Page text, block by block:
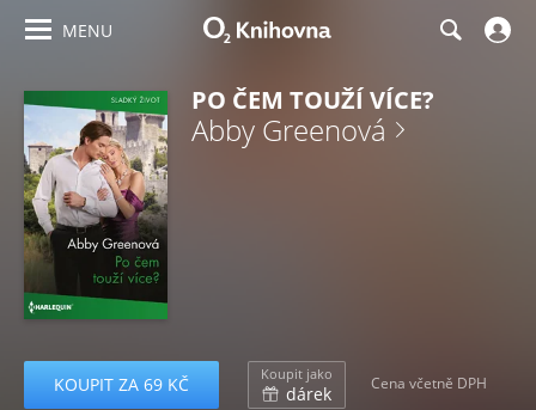
MENU
PO ČEM TOUŽÍ VÍCE?
Abby Greenová
KOUPIT ZA 69 KČ Koupit jako
dárek Cena včetně DPH